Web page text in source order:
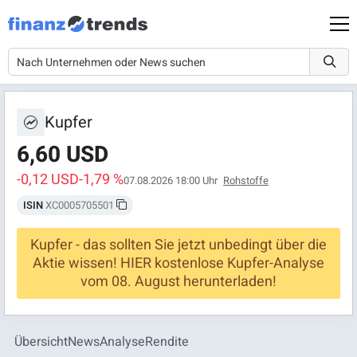
Kupfer
6,60 USD
-0,12 USD-1,79 %07.08.2026 18:00 Uhr Rohstoffe
ISINXC0005705501
Kupfer - das sollten Sie jetzt unbedingt über die
Aktie wissen! HIER kostenlose Kupfer-Analyse
vom 08. August herunterladen!
ÜbersichtNewsAnalyseRendite